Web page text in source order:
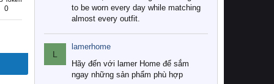
0
to be worn every day while matching
almost every outfit.
L
lamerhome
Hãy đến với lamer Home để sắm
ngay những sản phẩm phù hợp